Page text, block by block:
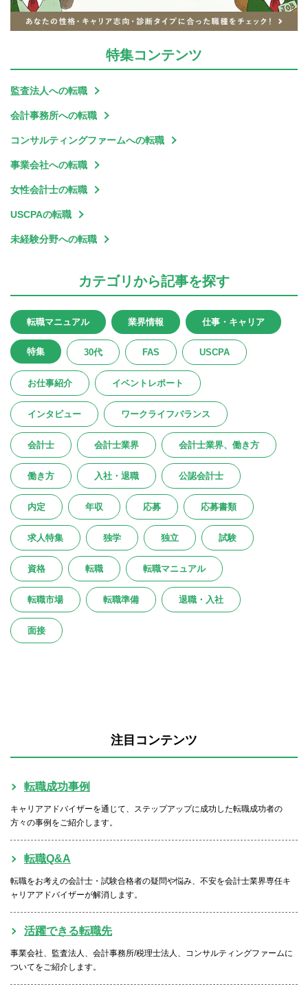
特集コンテンツ
監査法人への転職
会計事務所への転職
コンサルティングファームへの転職
事業会社への転職
女性会計士の転職
USCPAの転職
未経験分野への転職
カテゴリから記事を探す
転職マニュアル 業界情報 仕事・キャリア
特集 30代 FAS USCPA
お仕事紹介 イベントレポート
インタビュー ワークライフバランス
会計士 会計士業界 会計士業界、働き方
働き方 入社・退職 公認会計士
内定 年収 応募 応募書類
求人特集 独学 独立 試験
資格 転職 転職マニュアル
転職市場 転職準備 退職・入社
面接
注目コンテンツ
転職成功事例
キャリアアドバイザーを通じて、ステップアップに成功した転職成功者の
方々の事例をご紹介します。
転職Q&A
転職をお考えの会計士・試験合格者の疑問や悩み、不安を会計士業界専任キ
ャリアアドバイザーが解消します。
活躍できる転職先
事業会社、監査法人、会計事務所/税理士法人、コンサルティングファームに
ついてをご紹介します。